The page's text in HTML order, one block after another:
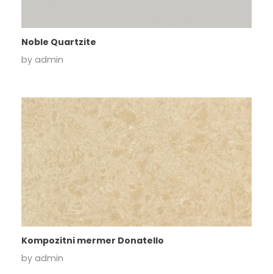
Noble Quartzite
by admin
Kompozitni mermer Donatello
by admin